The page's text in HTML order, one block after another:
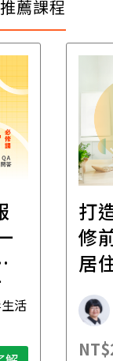
推薦課程
活
打
修
居